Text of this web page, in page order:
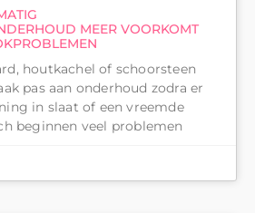
MEER VOORKOMT
houtkachel of schoorsteen
pas aan onderhoud zodra er
in slaat of een vreemde
beginnen veel problemen